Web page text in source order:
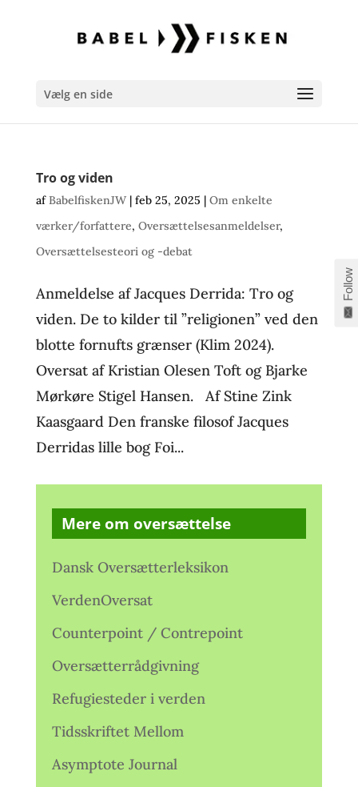
Vælg en side
Tro og viden
afBabelfiskenJW| feb 25, 2025 | Om enkelte
værker/forfattere, Oversættelsesanmeldelser,
Oversættelsesteori og -debat
Anmeldelse af Jacques Derrida: Tro og
viden. De to kilder til ”religionen” ved den
blotte fornufts grænser (Klim 2024).
Oversat af Kristian Olesen Toft og Bjarke
Mørkøre Stigel Hansen. Af Stine Zink
Kaasgaard Den franske filosof Jacques
Derridas lille bog Foi...
Mere om oversættelse
Dansk Oversætterleksikon
VerdenOversat
Counterpoint / Contrepoint
Oversætterrådgivning
Refugiesteder i verden
Tidsskriftet Mellom
Asymptote Journal
Follow